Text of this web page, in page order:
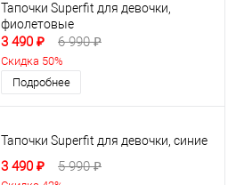
Тапочки Superfit для девочки,
фиолетовые
3 490 ₽ 6 990 ₽
Скидка 50%
Подробнее
Тапочки Superfit для девочки, синие
3 490 ₽ 5 990 ₽